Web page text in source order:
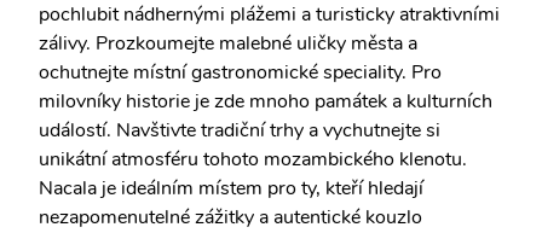
pochlubit nádhernými plážemi a turisticky atraktivními
zálivy. Prozkoumejte malebné uličky města a
ochutnejte místní gastronomické speciality. Pro
milovníky historie je zde mnoho památek a kulturních
událostí. Navštivte tradiční trhy a vychutnejte si
unikátní atmosféru tohoto mozambického klenotu.
Nacala je ideálním místem pro ty, kteří hledají
nezapomenutelné zážitky a autentické kouzlo